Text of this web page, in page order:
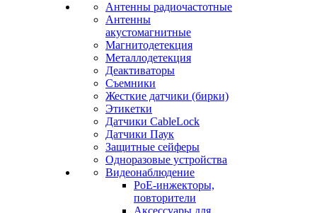
Антенны радиочастотные
Антенны
акустомагнитные
Магнитодетекция
Металлодетекция
Деактиваторы
Съемники
Жесткие датчики (бирки)
Этикетки
Датчики CableLock
Датчики Паук
Защитные сейферы
Одноразовые устройства
Видеонаблюдение
PoE-инжекторы,
повторители
Аксессуары для